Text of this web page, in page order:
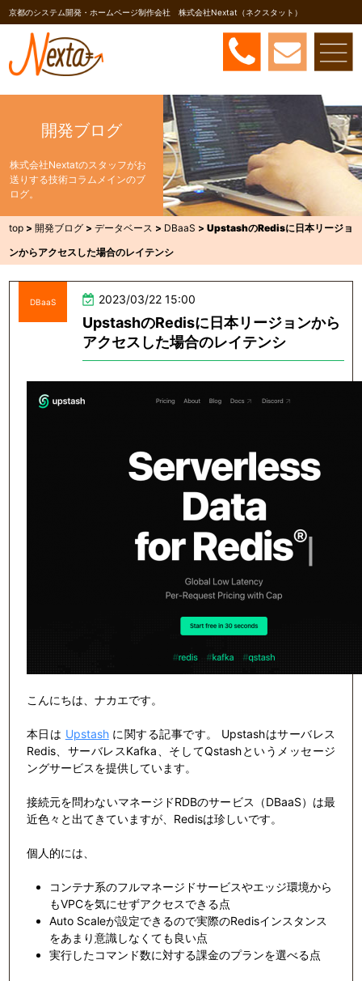
京都のシステム開発・ホームページ制作会社 株式会社Nextat（ネクスタット）
開発ブログ
株式会社Nextatのスタッフがお
送りする技術コラムメインのブ
ログ。
top >開発ブログ >データベース > DBaaS >UpstashのRedisに日本リージョ
ンからアクセスした場合のレイテンシ
DBaaS 2023/03/22 15:00
UpstashのRedisに日本リージョンから
アクセスした場合のレイテンシ
こんにちは、ナカエです。
本日は Upstashに関する記事です。 Upstashはサーバレス
Redis、サーバレスKafka、そしてQstashというメッセージ
ングサービスを提供しています。
接続元を問わないマネージドRDBのサービス（DBaaS）は最
近色々と出てきていますが、Redisは珍しいです。
個人的には、
コンテナ系のフルマネージドサービスやエッジ環境から
もVPCを気にせずアクセスできる点
Auto Scaleが設定できるので実際のRedisインスタンス
をあまり意識しなくても良い点
実行したコマンド数に対する課金のプランを選べる点